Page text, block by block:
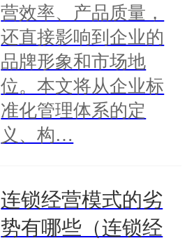
营效率、产品质量，
还直接影响到企业的
品牌形象和市场地
位。本文将从企业标
准化管理体系的定
义、构…
连锁经营模式的劣
势有哪些（连锁经